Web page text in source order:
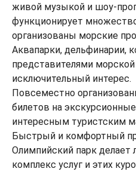
живой музыкой и шоу-
функционирует
организованы морские
Аквапарки, дельфинарии,
представителями
исключительный интерес.
Повсеместно
билетов на
интересным туристским
Быстрый и комфортный
Олимпийский парк делает
комплекс услуг и этих